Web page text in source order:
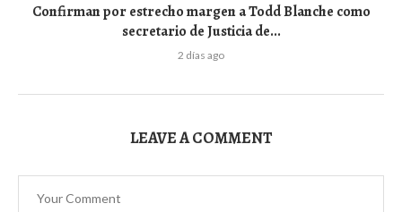
Confirman por estrecho margen a Todd Blanche como
secretario de Justicia de...
2 días ago
LEAVE A COMMENT